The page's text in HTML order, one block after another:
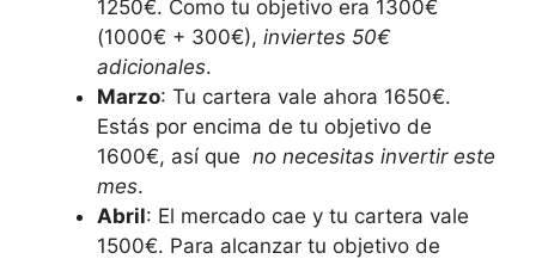
1250€. Como tu ‍objetivo ​era 1300€‌
(1000€ +⁤ 300€), inviertes 50€
adicionales.
Marzo: Tu cartera ​vale ahora 1650€.
Estás por encima ⁢de tu​ objetivo⁢ de
1600€, así ⁤que ⁢ no necesitas invertir este
mes.
Abril: El ⁣mercado cae y tu cartera vale
1500€. ⁢Para alcanzar tu⁤ objetivo ⁣de⁣